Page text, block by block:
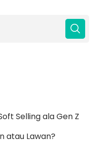
Selling ala Gen Z
atau Lawan?